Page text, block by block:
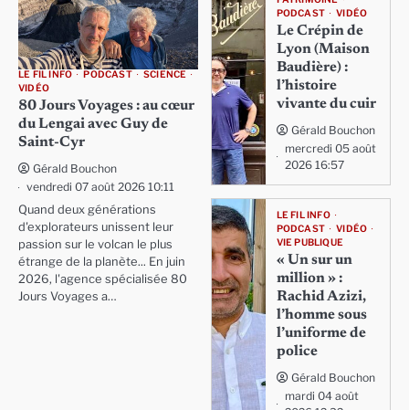
LE FIL INFO PODCAST
SCIENCE
VIDÉO
80 Jours Voyages : au cœur
du Lengai avec Guy de
Saint-Cyr
Gérald Bouchon
vendredi 07 août 2026 10:11
Quand deux générations
d'explorateurs unissent leur
passion sur le volcan le plus
étrange de la planète... En juin
2026, l'agence spécialisée 80
Jours Voyages a…
PODCAST
VIDÉO
Le Crépin de
Lyon (Maison
Baudière) :
l’histoire
vivante du cuir
Gérald Bouchon
mercredi 05 août
2026 16:57
LE FIL INFO
PODCAST
VIDÉO
VIE PUBLIQUE
« Un sur un
million » :
Rachid Azizi,
l’homme sous
l’uniforme de
police
Gérald Bouchon
mardi 04 août